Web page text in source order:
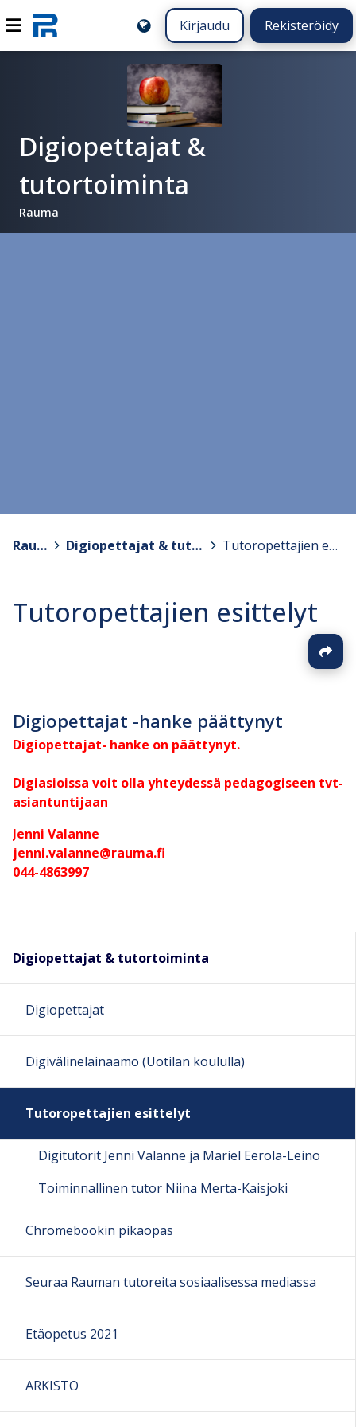
Kirjaudu Rekisteröidy
Digiopettajat &
tutortoiminta
Rauma
Rauma > Digiopettajat & tutortoiminta > Tutoropettajien esittelyt
Tutoropettajien esittelyt
Digiopettajat -hanke päättynyt
Digiopettajat- hanke on päättynyt.
Digiasioissa voit olla yhteydessä pedagogiseen tvt-
asiantuntijaan
Jenni Valanne
jenni.valanne@rauma.fi
044-4863997
Digiopettajat & tutortoiminta
Digiopettajat
Digivälinelainaamo (Uotilan koululla)
Tutoropettajien esittelyt
Digitutorit Jenni Valanne ja Mariel Eerola-Leino
Toiminnallinen tutor Niina Merta-Kaisjoki
Chromebookin pikaopas
Seuraa Rauman tutoreita sosiaalisessa mediassa
Etäopetus 2021
ARKISTO